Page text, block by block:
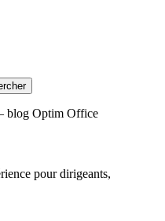
pour dirigeants,